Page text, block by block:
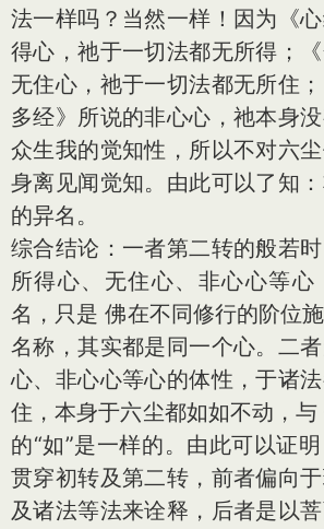
法一样吗？当然一样！因为《
得心，祂于一切法都无所得；
无住心，祂于一切法都无所住
多经》所说的非心心，祂本身
众生我的觉知性，所以不对六
身离见闻觉知。由此可以了知
的异名。
综合结论：一者第二转的般若
所得心、无住心、非心心等心
名，只是 佛在不同修行的阶位
名称，其实都是同一个心。二
心、非心心等心的体性，于诸
住，本身于六尘都如如不动，
的“如”是一样的。由此可以证
贯穿初转及第二转，前者偏向
及诸法等法来诠释，后者是以